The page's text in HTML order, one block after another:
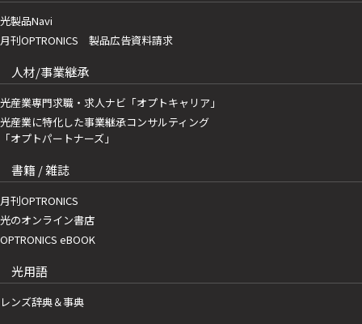
光製品Navi
月刊OPTRONICS 製品広告資料請求
人材/事業継承
光産業専門求職・求人ナビ「オプトキャリア」
光産業に特化した事業継承コンサルティング
「オプトパートナーズ」
書籍 / 雑誌
月刊OPTRONICS
光のオンライン書店
OPTRONICS eBOOK
光用語
レンズ辞典＆事典